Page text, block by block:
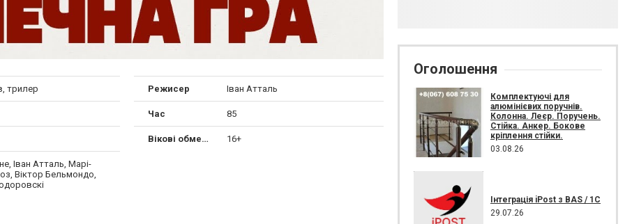
трилер
Іван Атталь, Марі-
Віктор Бельмондо,
Режисер Іван Атталь
Час 85
Вікові обмеження 16+
Оголошення
Комплектуючі для
алюмінієвих поручнів.
Колонна. Леєр. Поручень.
Стійка. Анкер. Бокове
кріплення стійки.
03.08.26
Інтеграція iPost з BAS / 1C
29.07.26